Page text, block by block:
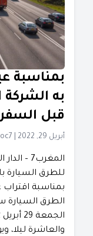
بمناسبة
به الشركة
قبل السفر
أبريل 29, 2022
للطرق السيارة
بمناسبة اقتراب
الطرق